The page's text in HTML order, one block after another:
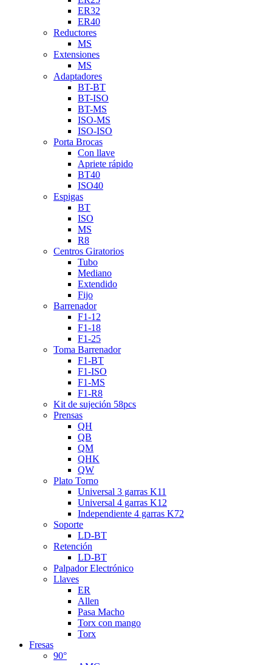
ER32
ER40
Reductores
MS
Extensiones
MS
Adaptadores
BT-BT
BT-ISO
BT-MS
ISO-MS
ISO-ISO
Porta Brocas
Con llave
Apriete rápido
BT40
ISO40
Espigas
BT
ISO
MS
R8
Centros Giratorios
Tubo
Mediano
Extendido
Fijo
Barrenador
F1-12
F1-18
F1-25
Toma Barrenador
F1-BT
F1-ISO
F1-MS
F1-R8
Kit de sujeción 58pcs
Prensas
QH
QB
QM
QHK
QW
Plato Torno
Universal 3 garras K11
Universal 4 garras K12
Independiente 4 garras K72
Soporte
LD-BT
Retención
LD-BT
Palpador Electrónico
Llaves
ER
Allen
Pasa Macho
Torx con mango
Torx
Fresas
90°